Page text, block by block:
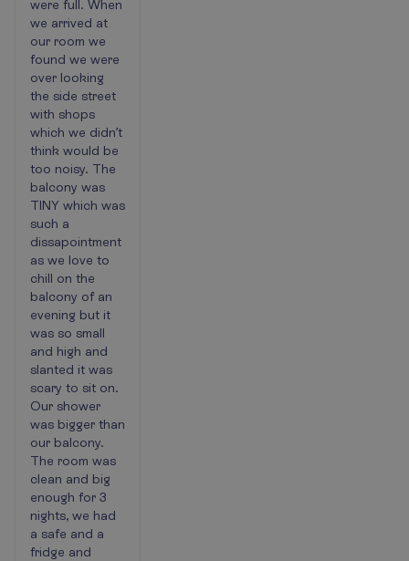
were full. When
we arrived at
our room we
found we were
over looking
the side street
with shops
which we didn’t
think would be
too noisy. The
balcony was
TINY which was
such a
dissapointment
as we love to
chill on the
balcony of an
evening but it
was so small
and high and
slanted it was
scary to sit on.
Our shower
was bigger than
our balcony.
The room was
clean and big
enough for 3
nights, we had
a safe and a
fridge and